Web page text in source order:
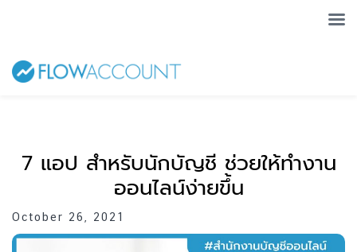
7 แอป สำหรับนักบัญชี ช่วยให้ทำงาน
ออนไลน์ง่ายขึ้น
October 26, 2021